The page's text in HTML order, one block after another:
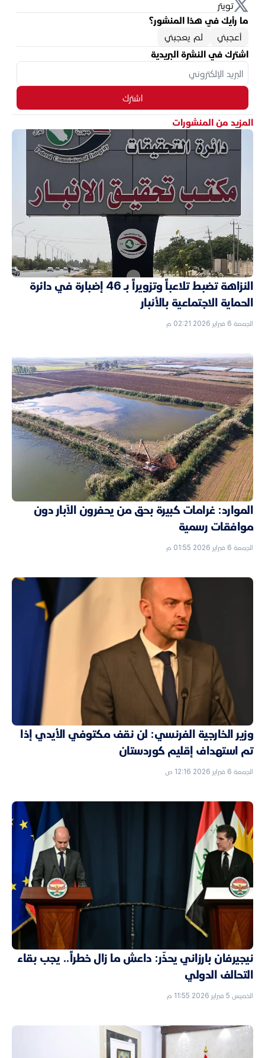
تويتر
ما رأيك في هذا المنشور؟
أعجبني
لم يعجبني
اشترك في النشرة البريدية
اشترك
المزيد من المنشورات
النزاهة تضبط تلاعباً وتزويراً بـ 46 إضبارة في دائرة
الحماية الاجتماعية بالأنبار
الجمعة 6 فبراير 2026 02:21 م
الموارد: غرامات كبيرة بحق من يحفرون الآبار دون
موافقات رسمية
الجمعة 6 فبراير 2026 01:55 م
وزير الخارجية الفرنسي: لن نقف مكتوفي الأيدي إذا
تم استهداف إقليم كوردستان
الجمعة 6 فبراير 2026 12:16 ص
نيجيرفان بارزاني يحذّر: داعش ما زال خطراً.. يجب بقاء
التحالف الدولي
الخميس 5 فبراير 2026 11:55 م